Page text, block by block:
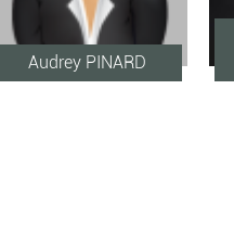
Audrey PINARD